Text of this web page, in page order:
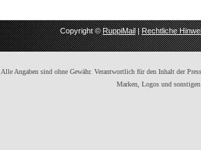
Copyright ©RuppiMail|Rechtliche
Alle Angaben sind ohne Gewähr. Verantwortlich für den Inhalt der
Marken, Logos und